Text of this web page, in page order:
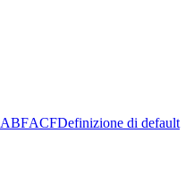
ABFACFDefinizione di default